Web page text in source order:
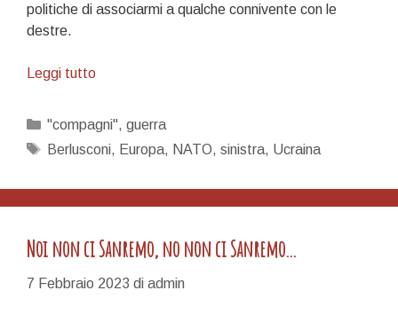
politiche di associarmi a qualche connivente con le
destre.
Leggi tuttoDanse
Categorie
"compagni", guerra
Tag
Berlusconi, Europa, NATO, sinistra, Ucraina
Noi non ci Sanremo, no non ci Sanremo…
7 Febbraio 2023 di admin